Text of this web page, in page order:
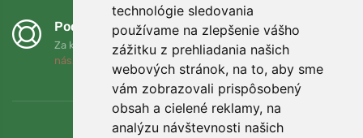
technológie sledovania
používame na zlepšenie vášho
zážitku z prehliadania našich
webových stránok, na to, aby sme
vám zobrazovali prispôsobený
obsah a cielené reklamy, na
analýzu návštevnosti našich
Podporujeme Trees.org
Za každú objednávku zasadíme strom! Prečítajte si viac
nás